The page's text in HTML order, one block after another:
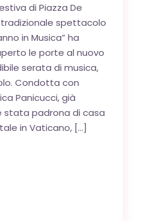
di Piazza De
tradizionale spettacolo
in Musica” ha
le porte al nuovo
serata di musica,
Condotta con
Panicucci, già
stata padrona di casa
in Vaticano, […]